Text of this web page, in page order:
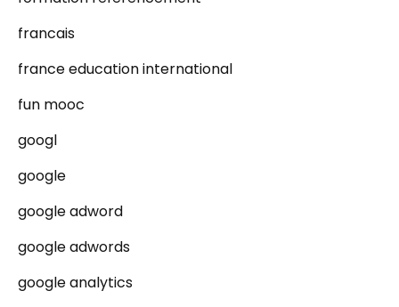
francais
france education international
fun mooc
googl
google
google adword
google adwords
google analytics